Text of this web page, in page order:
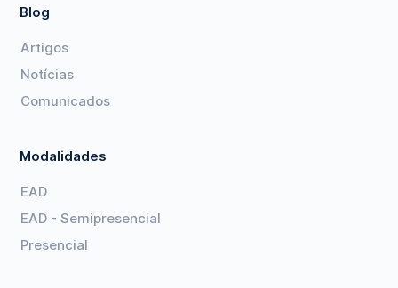
Blog
Artigos
Notícias
Comunicados
Modalidades
EAD
EAD - Semipresencial
Presencial